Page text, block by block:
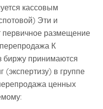
кассовым
Эти и
размещение
К
биржу принимаются
(экспертизу) в группе
ценных